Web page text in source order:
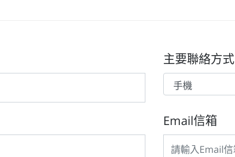
主要聯絡方式
Email信箱